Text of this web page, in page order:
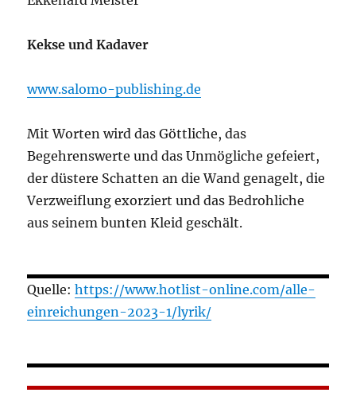
Kekse und Kadaver
www.salomo-publishing.de
Mit Worten wird das Göttliche, das
Begehrenswerte und das Unmögliche gefeiert,
der düstere Schatten an die Wand genagelt, die
Verzweiflung exorziert und das Bedrohliche
aus seinem bunten Kleid geschält.
Quelle:https://www.hotlist-online.com/alle-
einreichungen-2023-1/lyrik/